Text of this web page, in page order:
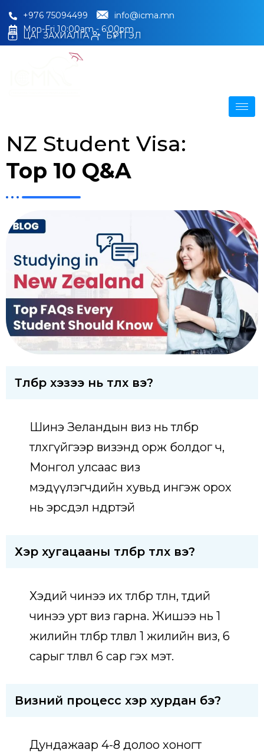
+976 75094499
info@icma.mn
Mon-Fri 10:00am - 6:00pm
ЦАГ ЗАХИАЛГА БҮРТГЭЛ
NZ Student Visa:
Top 10 Q&A
Төлбөрөө хэзээ нь төлөх вэ?
Шинэ Зеландын виз нь төлбөрөө
төлөхгүйгээр визэнд орж болдог ч,
Монгол улсаас виз
мэдүүлэгчдийн хувьд ингэж орох
нь эрсдэл өндөртэй
Хэр хугацааны төлбөрөө төлөх вэ?
Хэдий чинээ их төлбөр төлнө, төдий
чинээ урт виз гарна. Жишээ нь 1
жилийн төлбөр төлвөл 1 жилийн виз, 6
сарыг төлвөл 6 сар гэх мэт.
Визний процесс хэр хурдан бэ?
Дундажаар 4-8 долоо хоногт